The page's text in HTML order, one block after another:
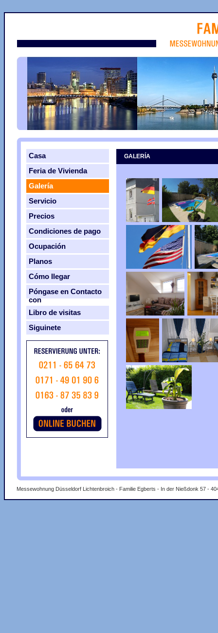
Casa
Feria de Vivienda
Galería
Servicio
Precios
Condiciones de pago
Ocupación
Planos
Cómo Ilegar
Póngase en Contacto
con
Libro de visitas
Siguinete
GALERÍA
Messewohnung Düsseldorf Lichtenbroich - Familie Egberts - In der Nießdonk 57 -